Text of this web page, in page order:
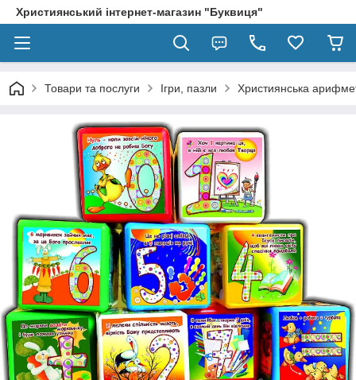
Християнський інтернет-магазин "Буквиця"
Товари та послуги Ігри, пазли Християнська